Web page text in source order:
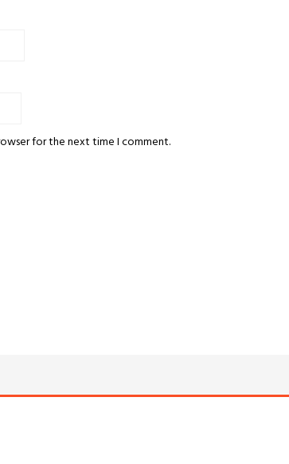
for the next time I comment.